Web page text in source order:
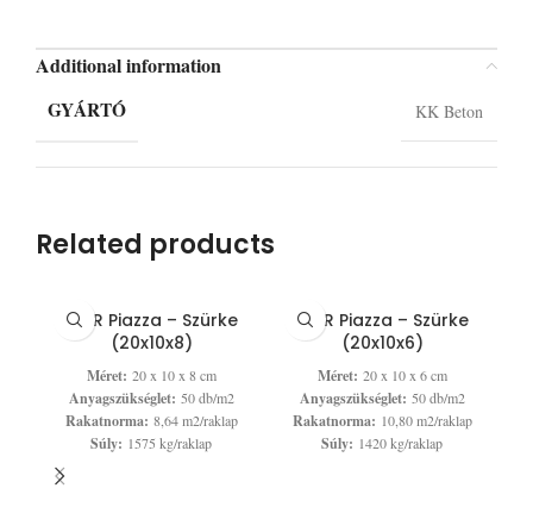
Additional information
GYÁRTÓ KK Beton
Related products
LEIER Piazza – Szürke
(20x10x8)
Méret: 20 x 10 x 8 cm
Anyagszükséglet: 50 db/m2
Rakatnorma: 8,64 m2/raklap
Súly: 1575 kg/raklap
LEIER Piazza – Szürke
(20x10x6)
Méret: 20 x 10 x 6 cm
Anyagszükséglet: 50 db/m2
Rakatnorma: 10,80 m2/raklap
Súly: 1420 kg/raklap